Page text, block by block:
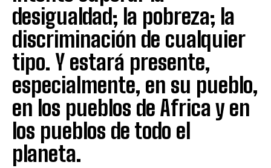
desigualdad; la pobreza; la
discriminación de cualquier
tipo. Y estará presente,
especialmente, en su pueblo,
en los pueblos de Africa y en
los pueblos de todo el
planeta.